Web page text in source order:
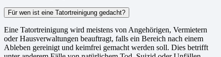
Für wen ist eine Tatortreinigung gedacht?
Eine Tatortreinigung wird meistens von Angehörigen, Vermietern
oder Hausverwaltungen beauftragt, falls ein Bereich nach einem
Ableben gereinigt und keimfrei gemacht werden soll. Dies betrifft